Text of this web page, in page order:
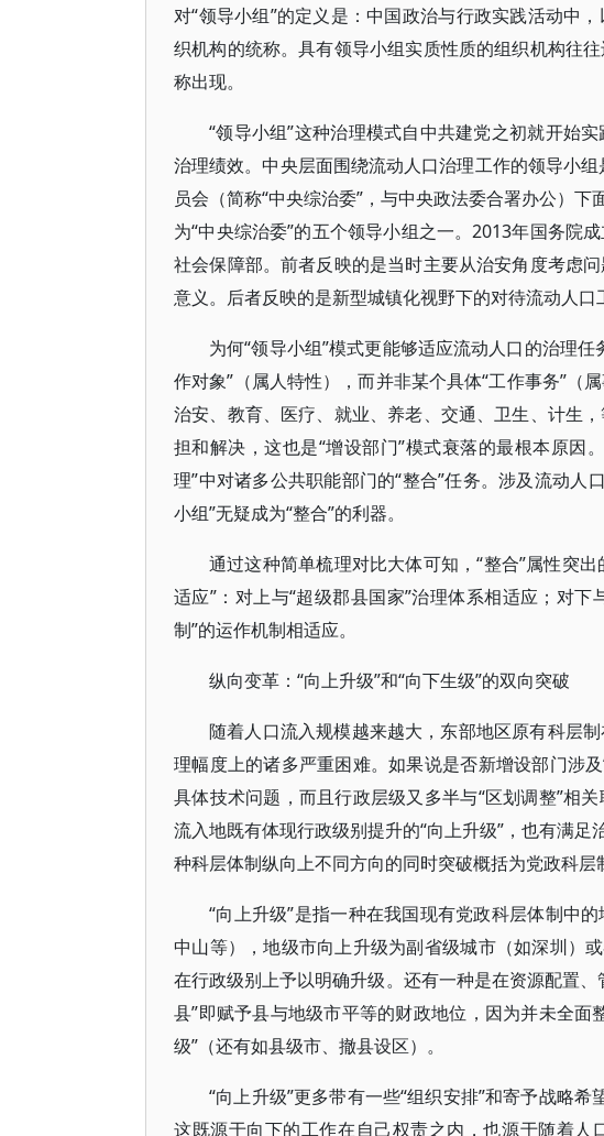
对“领导小组”的定义是：中国政治与行政实践活动中
织机构的统称。具有领导小组实质性质的组织机构往
称出现。
“领导小组”这种治理模式自中共建党之初就开始
治理绩效。中央层面围绕流动人口治理工作的领导小
员会（简称“中央综治委”，与中央政法委合署办公）
为“中央综治委”的五个领导小组之一。2013年国务院
社会保障部。前者反映的是当时主要从治安角度考虑
意义。后者反映的是新型城镇化视野下的对待流动人口
为何“领导小组”模式更能够适应流动人口的治理
作对象”（属人特性），而并非某个具体“工作事务”（
治安、教育、医疗、就业、养老、交通、卫生、计生
担和解决，这也是“增设部门”模式衰落的最根本原因
理”中对诸多公共职能部门的“整合”任务。涉及流动人
小组”无疑成为“整合”的利器。
通过这种简单梳理对比大体可知，“整合”属性突
适应”：对上与“超级郡县国家”治理体系相适应；对
制”的运作机制相适应。
纵向变革：“向上升级”和“向下生级”的双向突破
随着人口流入规模越来越大，东部地区原有科层
理幅度上的诸多严重困难。如果说是否新增设部门涉
具体技术问题，而且行政层级又多半与“区划调整”相
流入地既有体现行政级别提升的“向上升级”，也有满
种科层体制纵向上不同方向的同时突破概括为党政科层
“向上升级”是指一种在我国现有党政科层体制中
中山等），地级市向上升级为副省级城市（如深圳）
在行政级别上予以明确升级。还有一种是在资源配置
县”即赋予县与地级市平等的财政地位，因为并未全
级”（还有如县级市、撤县设区）。
“向上升级”更多带有一些“组织安排”和寄予战略希
这既源于向下的工作在自己权责之内，也源于随着